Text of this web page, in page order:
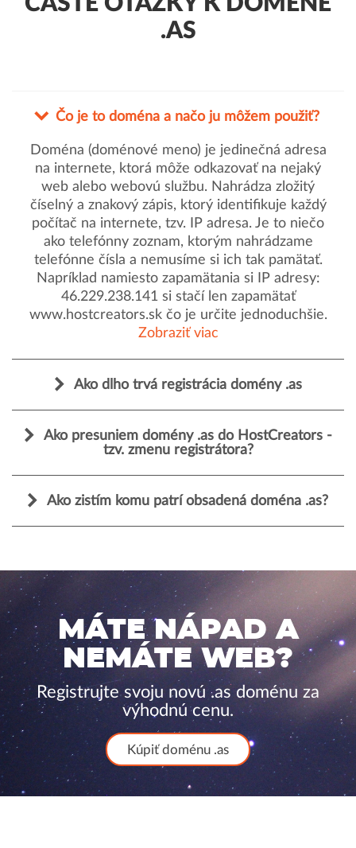
.AS
Čo je to doména a načo ju môžem použiť?
Doména (doménové meno) je jedinečná adresa
na internete, ktorá môže odkazovať na nejaký
web alebo webovú službu. Nahrádza zložitý
číselný a znakový zápis, ktorý identifikuje každý
počítač na internete, tzv. IP adresa. Je to niečo
ako telefónny zoznam, ktorým nahrádzame
telefónne čísla a nemusíme si ich tak pamätať.
Napríklad namiesto zapamätania si IP adresy:
46.229.238.141 si stačí len zapamätať
www.hostcreators.sk čo je určite jednoduchšie.
Zobraziť viac
Ako dlho trvá registrácia domény .as
Ako presuniem domény .as do HostCreators -
tzv. zmenu registrátora?
Ako zistím komu patrí obsadená doména .as?
MÁTE NÁPAD A
NEMÁTE WEB?
Registrujte svoju novú .as doménu za
výhodnú cenu.
Kúpiť doménu .as